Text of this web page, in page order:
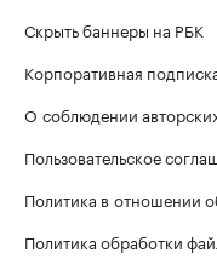
Скрыть баннеры на РБК
Корпоративная
О соблюдении
Пользовательское
Политика в отношении
Политика обработки